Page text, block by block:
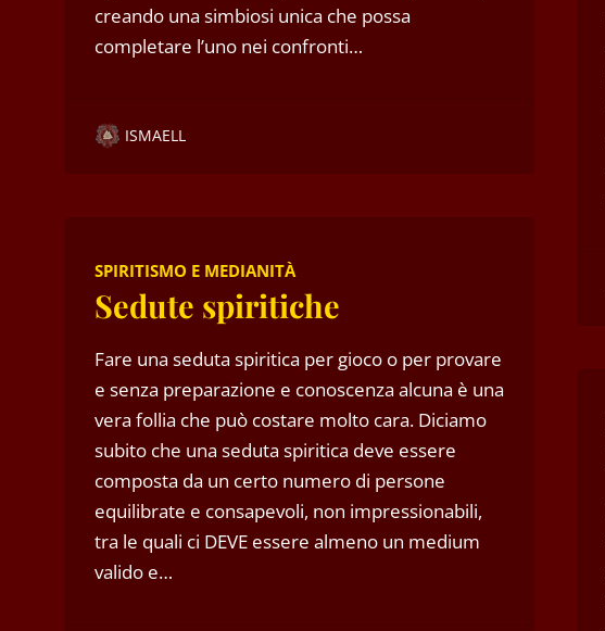
creando una simbiosi unica che possa
completare l’uno nei confronti…
ISMAELL
SPIRITISMO E MEDIANITÀ
Sedute spiritiche
Fare una seduta spiritica per gioco o per provare
e senza preparazione e conoscenza alcuna è una
vera follia che può costare molto cara. Diciamo
subito che una seduta spiritica deve essere
composta da un certo numero di persone
equilibrate e consapevoli, non impressionabili,
tra le quali ci DEVE essere almeno un medium
valido e…